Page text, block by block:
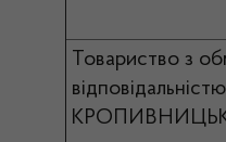
Товариство з